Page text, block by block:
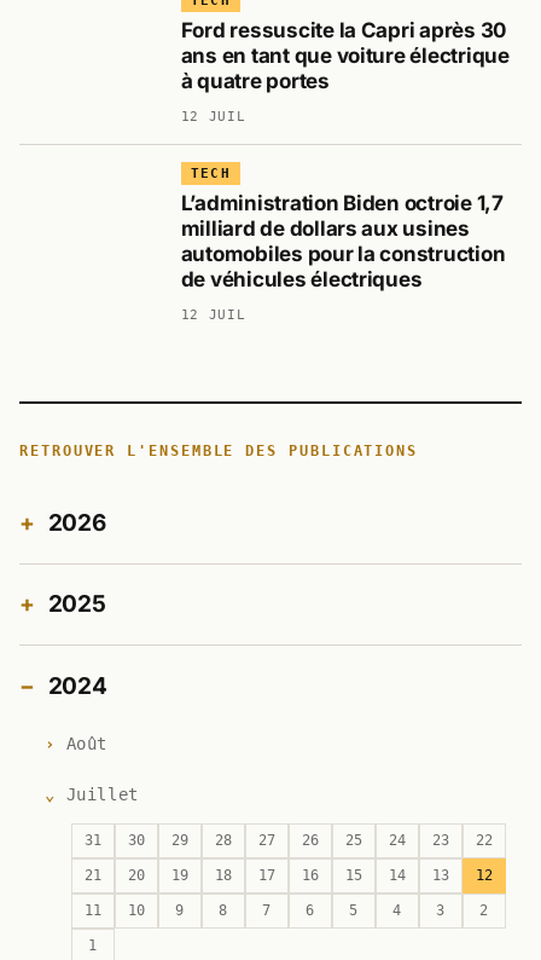
Ford ressuscite la Capri après 30
ans en tant que voiture électrique
à quatre portes
12 JUIL
TECH
L’administration Biden octroie 1,7
milliard de dollars aux usines
automobiles pour la construction
de véhicules électriques
12 JUIL
RETROUVER L'ENSEMBLE DES PUBLICATIONS
2026
2025
2024
Août
Juillet
31 30 29 28 27 26 25 24 23 22
21 20 19 18 17 16 15 14 13 12
11 10 9 8 7 6 5 4 3 2
1